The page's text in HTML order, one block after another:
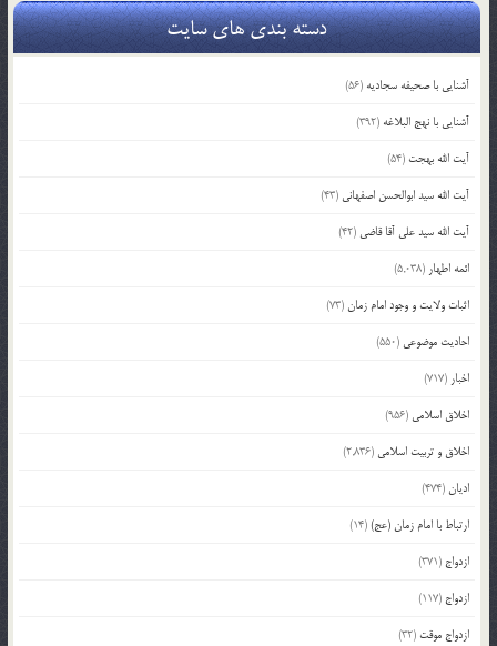
دسته بندی های سایت
آشنایی با صحیفه سجادیه (56)
آشنایی با نهج البلاغه (392)
آیت الله بهجت (54)
آیت الله سید ابوالحسن اصفهانی (43)
آیت الله سید علی آقا قاضی (42)
ائمه اطهار (5,038)
اثبات ولایت و وجود امام زمان(73)
احادیث موضوعی (550)
اخبار (717)
اخلاق اسلامی (956)
اخلاق و تربیت اسلامی (2,836)
ادیان(474)
ارتباط با امام زمان (عج)(14)
ازدواج (371)
ازدواج (117)
ازدواج موقت (32)